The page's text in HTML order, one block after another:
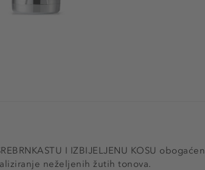
I IZBIJELJENU KOSU obogaćen
neželjenih žutih tonova.